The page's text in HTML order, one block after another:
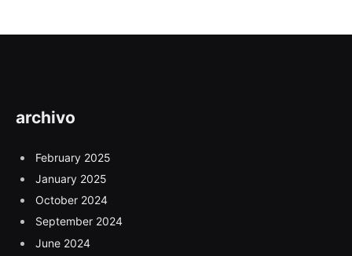
archivo
February 2025
January 2025
October 2024
September 2024
June 2024